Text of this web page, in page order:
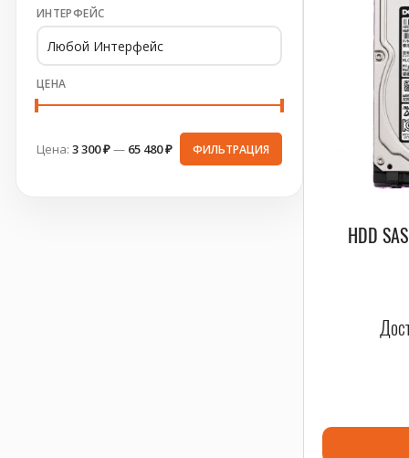
ИНТЕРФЕЙС
ЦЕНА
ФИЛЬТРАЦИЯ
Цена: 3 300 ₽— 65 480 ₽
HDD